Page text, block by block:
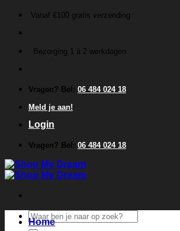
inhoud
Vanaf €100 gratis verzending
Bezorging 1 á 2 werkdagen
Vragen? Bel: 06 484 024 18
Meld je aan!
Login
Vragen? Bel: 06 484 024 18
Zoeken
naar:
Home